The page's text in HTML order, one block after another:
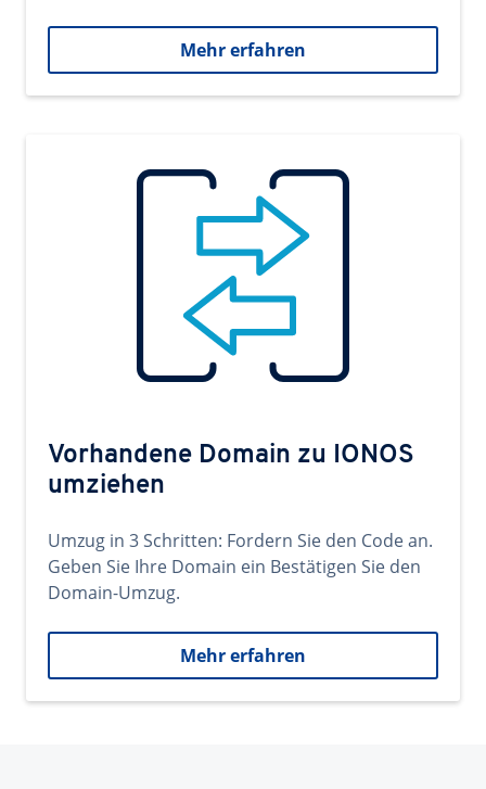
Mehr erfahren
Vorhandene Domain zu IONOS
umziehen
Umzug in 3 Schritten: Fordern Sie den Code an.
Geben Sie Ihre Domain ein Bestätigen Sie den
Domain-Umzug.
Mehr erfahren